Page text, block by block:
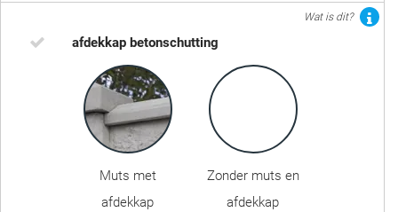
Wat is dit?
afdekkap betonschutting
Muts met
afdekkap
Zonder muts en
afdekkap